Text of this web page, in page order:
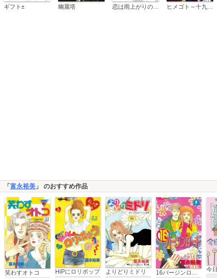
ギフト± 幽麗塔 恋は雨上がりのように ヒメゴト～十九歳の制服～
「 富永裕美 」 のおすすめ作品
笑わすオトコ HiPにロリポップ よりどりミドリ 16バージンロード
今